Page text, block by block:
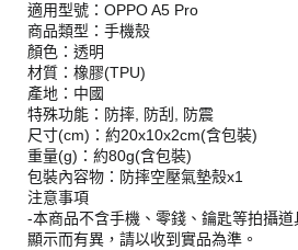
適用型號：OPPO A5 Pro
商品類型：手機殼
顏色：透明
材質：橡膠(TPU)
產地：中國
特殊功能：防摔, 防刮, 防震
尺寸(cm)：約20x10x2cm(含包裝)
重量(g)：約80g(含包裝)
包裝內容物：防摔空壓氣墊殼x1
注意事項
-本商品不含手機、零錢、鑰匙等拍攝
顯示而有異，請以收到實品為準。